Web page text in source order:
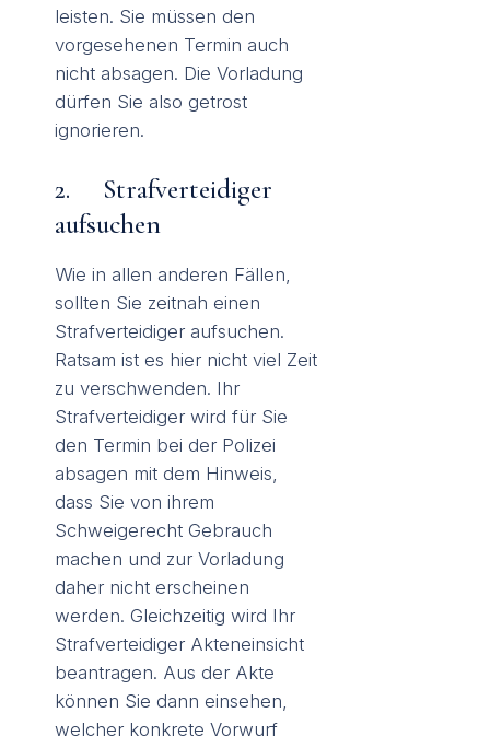
leisten. Sie müssen den
vorgesehenen Termin auch
nicht absagen. Die Vorladung
dürfen Sie also getrost
ignorieren.
2. Strafverteidiger
aufsuchen
Wie in allen anderen Fällen,
sollten Sie zeitnah einen
Strafverteidiger aufsuchen.
Ratsam ist es hier nicht viel Zeit
zu verschwenden. Ihr
Strafverteidiger wird für Sie
den Termin bei der Polizei
absagen mit dem Hinweis,
dass Sie von ihrem
Schweigerecht Gebrauch
machen und zur Vorladung
daher nicht erscheinen
werden. Gleichzeitig wird Ihr
Strafverteidiger Akteneinsicht
beantragen. Aus der Akte
können Sie dann einsehen,
welcher konkrete Vorwurf